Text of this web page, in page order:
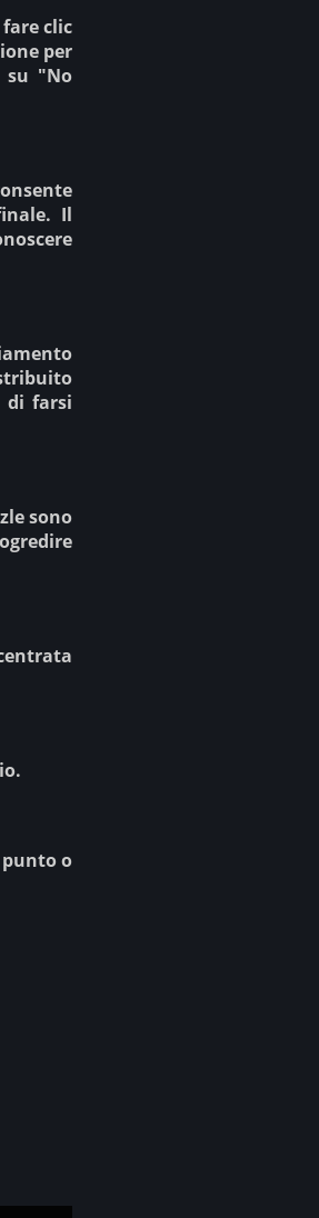
clic
per
su "No
Il
di farsi
sono
o